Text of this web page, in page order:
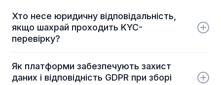
Хто несе юридичну відповідальність,
якщо шахрай проходить KYC-
перевірку?
банк-партнер володіє регуляторною ліцензією,
платформа часто несе контрактну
Як платформи забезпечують захист
даних і відповідність GDPR при зборі